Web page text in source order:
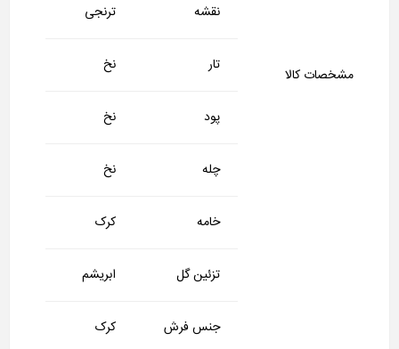
مشخصات کالا
نقشه ترنجی
تار نخ
پود نخ
چله نخ
خامه کرک
تزئین گل ابریشم
جنس فرش کرک